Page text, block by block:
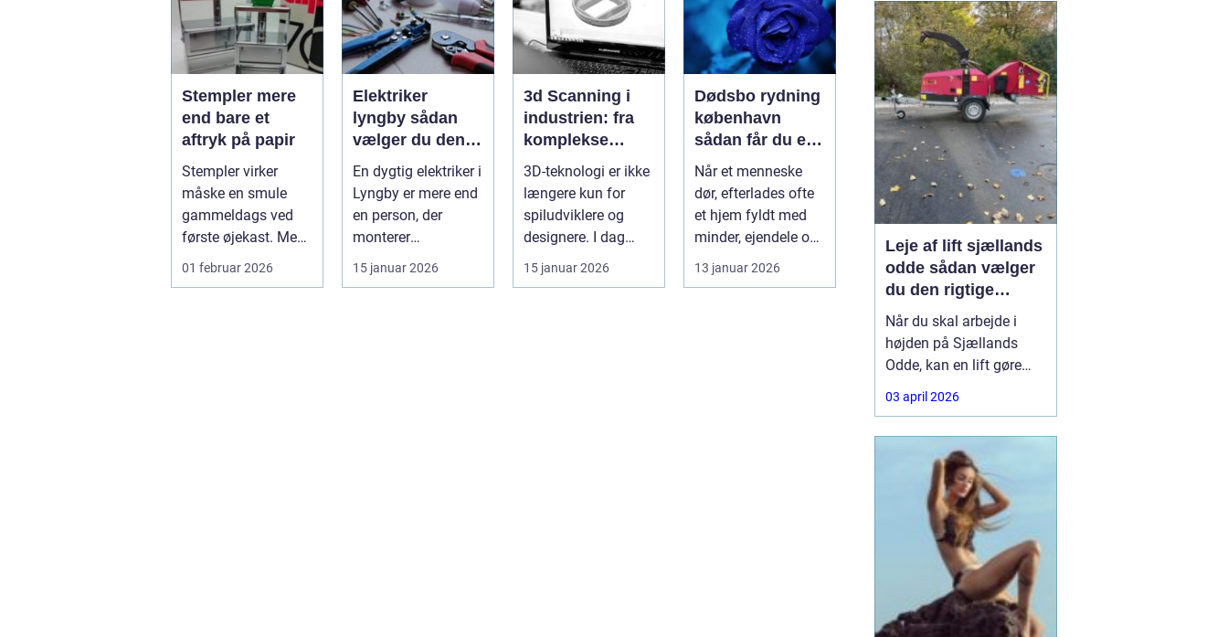
Stempler mere
end bare et
aftryk på papir
Stempler virker
måske en smule
gammeldags ved
første øjekast. Men i
mange
01 februar 2026
Elektriker
lyngby sådan
vælger du den
rigtige fagmand
En dygtig elektriker i
Lyngby er mere end
en person, der
monterer
stikkontakter. El-
installationer e...
15 januar 2026
3d Scanning i
industrien: fra
komplekse
anlæg til
præcise
beslutninger
3D-teknologi er ikke
længere kun for
spiludviklere og
designere. I dag
bruger en lang
række virksomh...
15 januar 2026
Dødsbo rydning
københavn
sådan får du et
trygt og
professionelt
forløb
Når et menneske
dør, efterlades ofte
et hjem fyldt med
minder, ejendele og
historie. For mange
pårør...
13 januar 2026
opdages forurening i
forbindelse med
anlægsarbejde.
Jordrensning handler
om at fjerne eller
reducere skadelige
stoffer ...
Leje af lift sjællands
odde sådan vælger
du den rigtige
løsning
Når du skal arbejde i
højden på Sjællands
Odde, kan en lift gøre
forskellen på en
besværlig og en
Hvad enten du skal
beskære træer, male
gavl, reparere tagrender
eller sætte nye skilte op,
03 april 2026